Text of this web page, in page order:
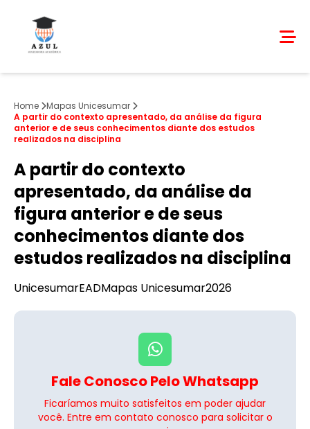
Home
Mapas Unicesumar
A partir do contexto apresentado, da análise da figura
anterior e de seus conhecimentos diante dos estudos
realizados na disciplina
A partir do contexto
apresentado, da análise da
figura anterior e de seus
conhecimentos diante dos
estudos realizados na disciplina
UnicesumarEADMapas Unicesumar2026
Fale Conosco Pelo Whatsapp
Ficaríamos muito satisfeitos em poder ajudar
você. Entre em contato conosco para solicitar o